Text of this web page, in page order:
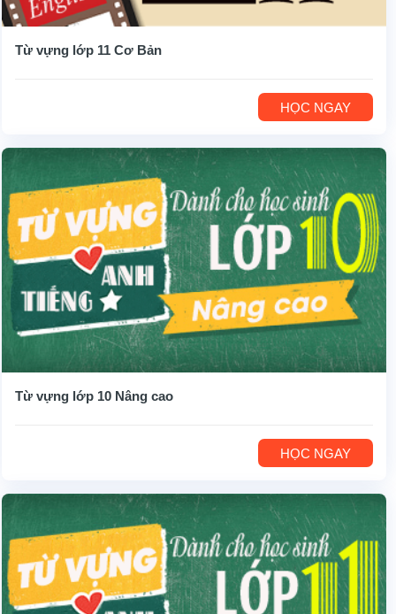
Từ vựng lớp 11 Cơ Bản
HỌC NGAY
Từ vựng lớp 10 Nâng cao
HỌC NGAY